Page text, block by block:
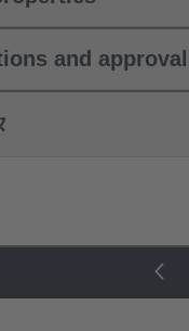
and